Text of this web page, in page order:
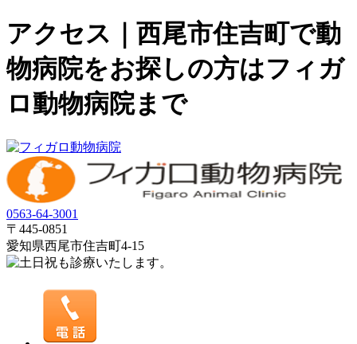
アクセス｜西尾市住吉町で動
物病院をお探しの方はフィガ
ロ動物病院まで
0563-64-3001
〒445-0851
愛知県西尾市住吉町4-15